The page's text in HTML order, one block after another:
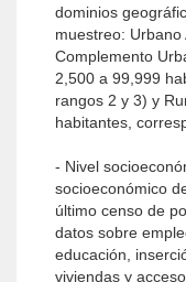
dominios
muestreo:
Complemento
2,500 a 99,999
rangos 2 y 3) y
habitantes,
- Nivel
socioeconómico
último censo de
datos sobre
educación,
viviendas y